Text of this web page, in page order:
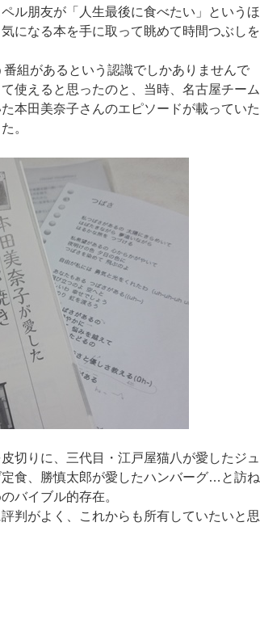
ル朋友が「人生最後に食べたい」というほ
になる本を手に取って眺めて時間つぶしを
組があるという認識でしかありませんで
使えると思ったのと、当時、名古屋チーム
本田美奈子さんのエピソードが載っていた
。
切りに、三代目・江戸屋猫八が愛したジュ
食、勝慎太郎が愛したハンバーグ…と訪ね
バイブル的存在。
判がよく、これからも所有していたいと思